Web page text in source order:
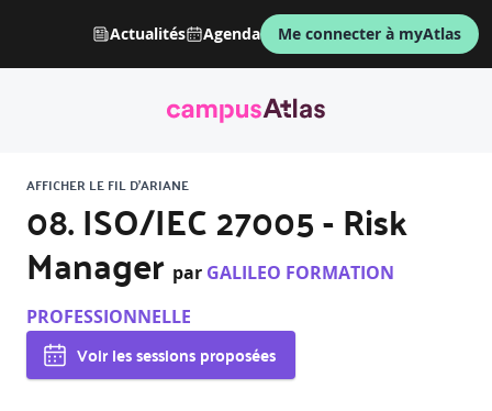
Actualités Agenda Me connecter à myAtlas
AFFICHER LE FIL D'ARIANE
08. ISO/IEC 27005 - Risk
Manager par GALILEO FORMATION
PROFESSIONNELLE
Voir les sessions proposées